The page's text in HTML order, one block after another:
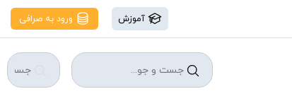
آموزش ورود به صرافی